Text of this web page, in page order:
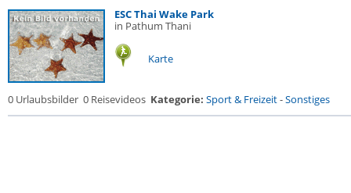
ESC Thai Wake Park
in Pathum Thani
Karte
0 Urlaubsbilder 0 Reisevideos Kategorie: Sport & Freizeit-Sonstiges